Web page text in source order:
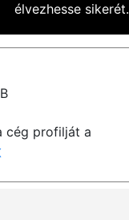
élvezhesse sikerét.
cég profilját a